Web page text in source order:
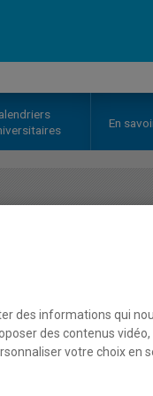
En
- Été 2026
des informations qui
des contenus vidéo,
votre choix en